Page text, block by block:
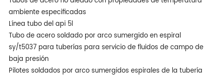
ambiente especificadas
Línea tubo del api 5l
Tubo de acero soldado por arco sumergido en espiral
sy/t5037 para tuberías para servicio de fluidos de campo de
baja presión
Pilotes soldados por arco sumergidos espirales de la tubería